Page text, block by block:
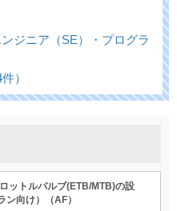
ジニア（SE）・プログラ
）
ットルバルブ(ETB/MTB)の設
向け）（AF）